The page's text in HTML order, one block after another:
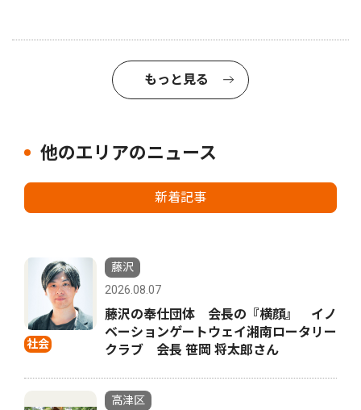
もっと見る
他のエリアのニュース
新着記事
社会
藤沢
2026.08.07
藤沢の奉仕団体 会長の『横顔』 イノ
ベーションゲートウェイ湘南ロータリー
クラブ 会長 笹岡 将太郎さん
高津区